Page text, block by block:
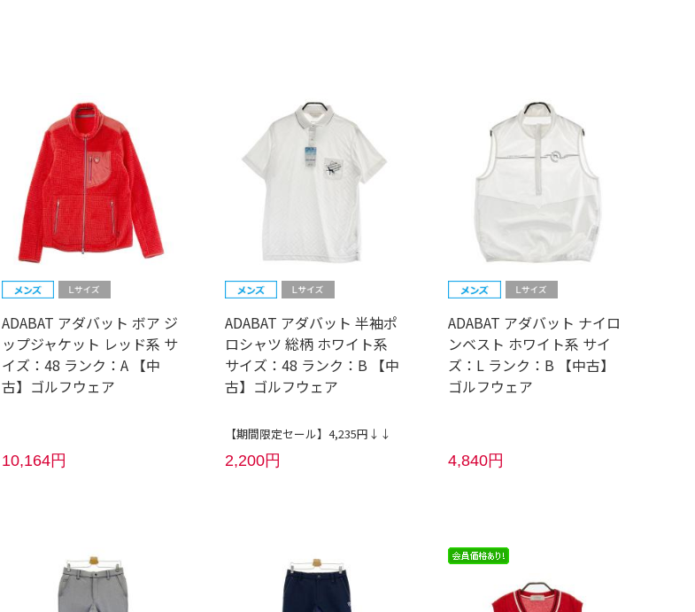
ADABAT アダバット ボア ジ
ップジャケット レッド系 サ
イズ：48 ランク：A 【中
古】ゴルフウェア
10,164円
ADABAT アダバット 半袖ポ
ロシャツ 総柄 ホワイト系
サイズ：48 ランク：B 【中
古】ゴルフウェア
【期間限定セール】4,235円↓↓
2,200円
ADABAT アダバット ナイロ
ンベスト ホワイト系 サイ
ズ：L ランク：B 【中古】
ゴルフウェア
4,840円